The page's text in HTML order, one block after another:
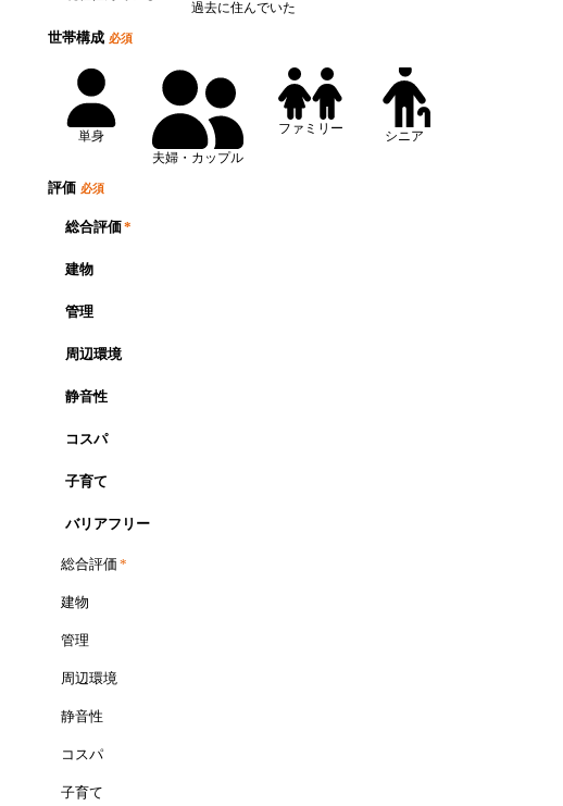
過去に住んでいた
世帯構成 必須
単身
夫婦・カップル
ファミリー シニア
評価 必須
総合評価*
建物
管理
周辺環境
静音性
コスパ
子育て
バリアフリー
総合評価 *
建物
管理
周辺環境
静音性
コスパ
子育て